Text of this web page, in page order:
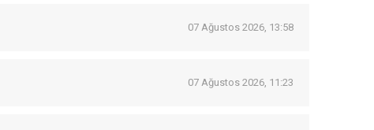
07 Ağustos 2026, 13:58
07 Ağustos 2026, 11:23